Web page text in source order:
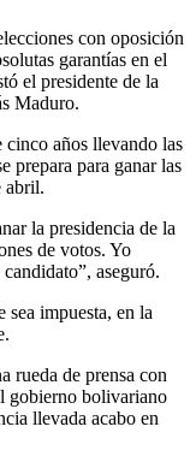
con oposición
garantías en el
el presidente de la
Maduro.
años llevando las
prepara para ganar las
abril.
la presidencia de la
de votos. Yo
aseguró.
impuesta, en la
rueda de prensa con
gobierno bolivariano
llevada acabo en